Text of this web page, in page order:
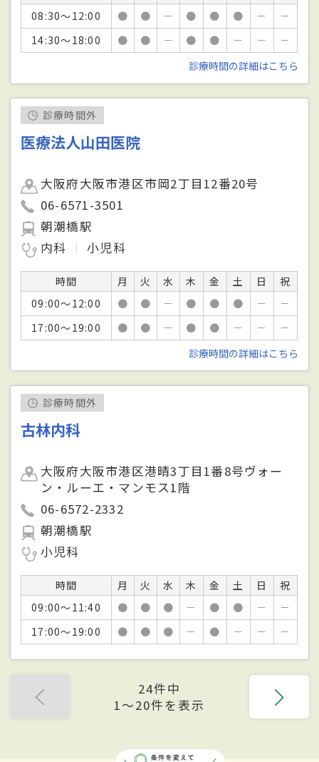
08:30～12:00
● ● － ● ● ● －
－
14:30～18:00
● ● － ● ● － －
－
診療時間の詳細はこちら
診療時間外
医療法人山田医院
大阪府大阪市港区市岡2丁目12番20号
06-6571-3501
朝潮橋駅
内科
小児科
時間 月 火 水 木 金 土 日
祝
09:00～12:00
● ● － ● ● ● －
－
17:00～19:00
● ● － ● ● － －
－
診療時間の詳細はこちら
診療時間外
古林内科
大阪府大阪市港区港晴3丁目1番8号ヴォー
ン・ルーエ・マンモス1階
06-6572-2332
朝潮橋駅
小児科
時間 月 火 水 木 金 土 日
祝
09:00～11:40
● ● ● － ● ● －
－
17:00～19:00
● ● ● － ● － － －
24件中
1〜20件を表示